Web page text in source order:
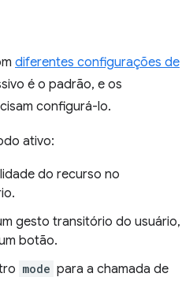
diferentes configurações de
é o padrão, e os
configurá-lo.
ativo:
do recurso no
gesto transitório do usuário,
botão.
mode para a chamada de